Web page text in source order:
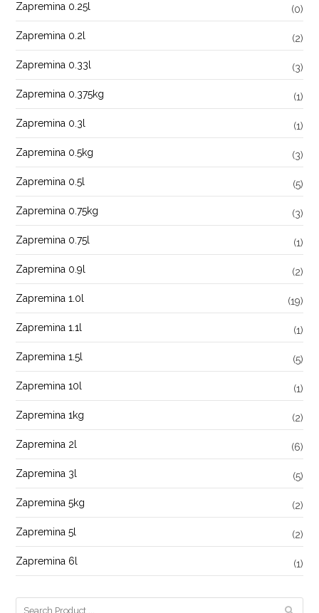
Zapremina 0.25l (0)
Zapremina 0.2l (2)
Zapremina 0.33l (3)
Zapremina 0.375kg (1)
Zapremina 0.3l (1)
Zapremina 0.5kg (3)
Zapremina 0.5l (5)
Zapremina 0.75kg (3)
Zapremina 0.75l (1)
Zapremina 0.9l (2)
Zapremina 1.0l (19)
Zapremina 1.1l (1)
Zapremina 1.5l (5)
Zapremina 10l (1)
Zapremina 1kg (2)
Zapremina 2l (6)
Zapremina 3l (5)
Zapremina 5kg (2)
Zapremina 5l (2)
Zapremina 6l (1)